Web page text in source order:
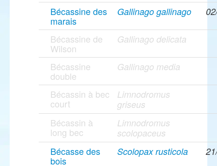
Bécassine des
marais
Gallinago gallinago
Bécassine de
Wilson
Gallinago delicata
Bécassine
double
Gallinago media
Bécassin à bec
court
Limnodromus
griseus
Bécassin à
long bec
Limnodromus
scolopaceus
Bécasse des
bois
Scolopax rusticola